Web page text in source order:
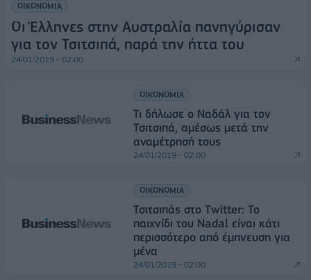
ΟΙΚΟΝΟΜΙΑ
Οι Έλληνες στην Αυστραλία πανηγύρισαν
για τον Τσιτσιπά, παρά την ήττα του
24/01/2019 - 02:00
ΟΙΚΟΝΟΜΙΑ
Τι δήλωσε ο Ναδάλ για τον
Τσιτσιπά, αμέσως μετά την
αναμέτρησή τους
24/01/2019 - 02:00
ΟΙΚΟΝΟΜΙΑ
Τσιτσιπάς στο Twitter: Το
παιχνίδι του Nadal είναι κάτι
περισσότερο από έμπνευση για
μένα
24/01/2019 - 02:00